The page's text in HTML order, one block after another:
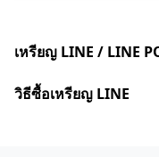
เหรียญ LINE / LINE
วิธีซื้อเหรียญ LINE